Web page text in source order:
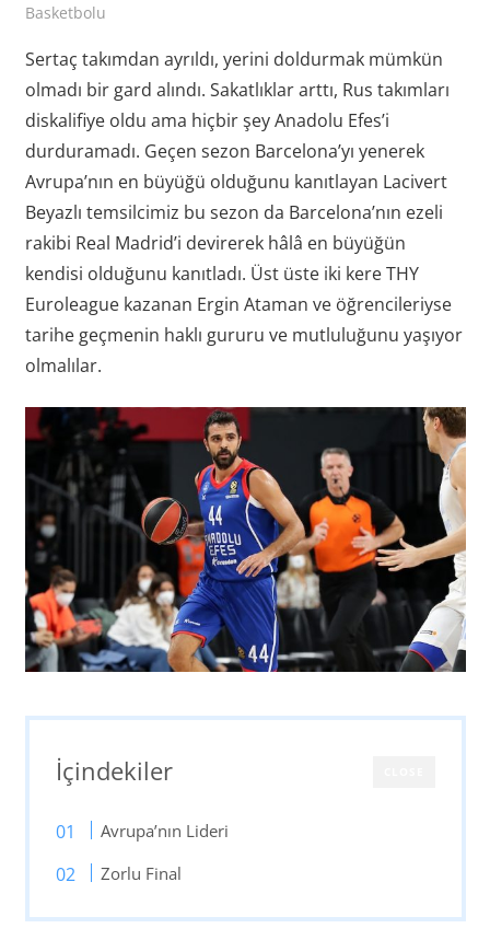
Basketbolu
Sertaç takımdan ayrıldı, yerini doldurmak mümkün
olmadı bir gard alındı. Sakatlıklar arttı, Rus takımları
diskalifiye oldu ama hiçbir şey Anadolu Efes’i
durduramadı. Geçen sezon Barcelona’yı yenerek
Avrupa’nın en büyüğü olduğunu kanıtlayan Lacivert
Beyazlı temsilcimiz bu sezon da Barcelona’nın ezeli
rakibi Real Madrid’i devirerek hâlâ en büyüğün
kendisi olduğunu kanıtladı. Üst üste iki kere THY
Euroleague kazanan Ergin Ataman ve öğrencileriyse
tarihe geçmenin haklı gururu ve mutluluğunu yaşıyor
olmalılar.
İçindekiler
Avrupa’nın Lideri
Zorlu Final